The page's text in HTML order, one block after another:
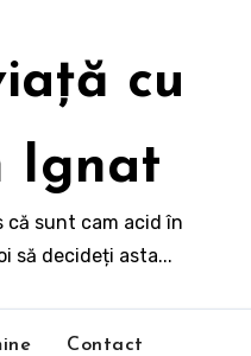
cu
Ignat
că sunt cam acid în
să decideți asta...
Contact